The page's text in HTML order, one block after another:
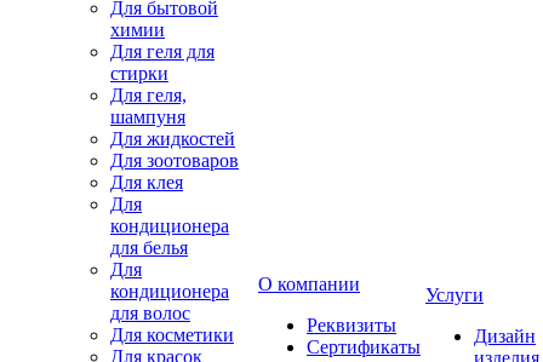
Для бытовой
химии
Для геля для
стирки
Для геля,
шампуня
Для жидкостей
Для зоотоваров
Для клея
Для
кондиционера
для белья
Для
кондиционера
для волос
Для косметики
Для красок
О компании
Реквизиты
Сертификаты
Услуги
Дизайн
изделия